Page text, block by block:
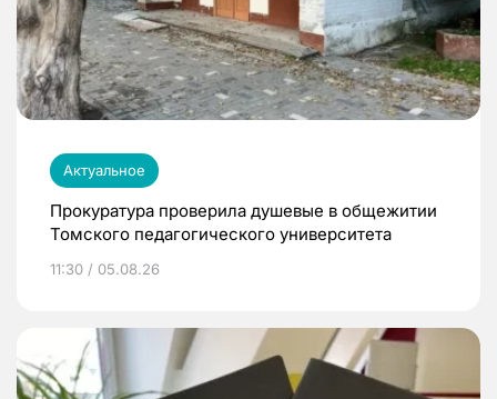
Актуальное
Прокуратура проверила душевые в общежитии
Томского педагогического университета
11:30 / 05.08.26